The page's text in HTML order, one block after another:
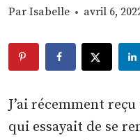
Par Isabelle avril 6,
J’ai récemment
qui essayait de se